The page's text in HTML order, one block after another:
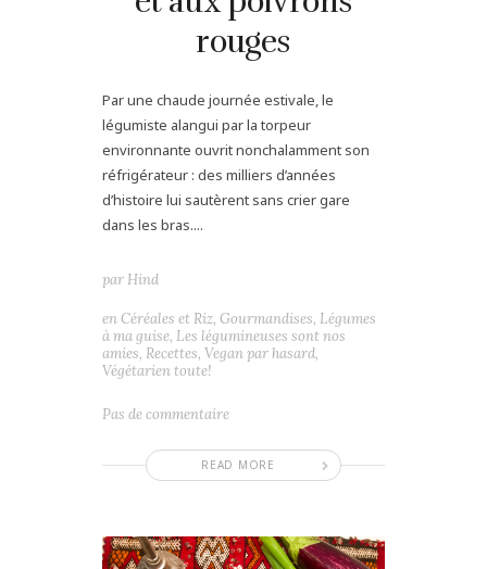
rouges
Par une chaude journée estivale, le
légumiste alangui par la torpeur
environnante ouvrit nonchalamment son
réfrigérateur : des milliers d’années
d’histoire lui sautèrent sans crier gare
dans les bras....
READ MORE
par Hind
enCéréales et Riz, Gourmandises, Légumes
à ma guise, Les légumineuses sont nos
amies, Recettes, Vegan par hasard,
Végétarien toute!
Pas de commentaire